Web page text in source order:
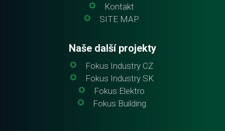
Kontakt
SITE MAP
Naše další projekty
Fokus Industry CZ
Fokus Industry SK
Fokus Elektro
Fokus Building